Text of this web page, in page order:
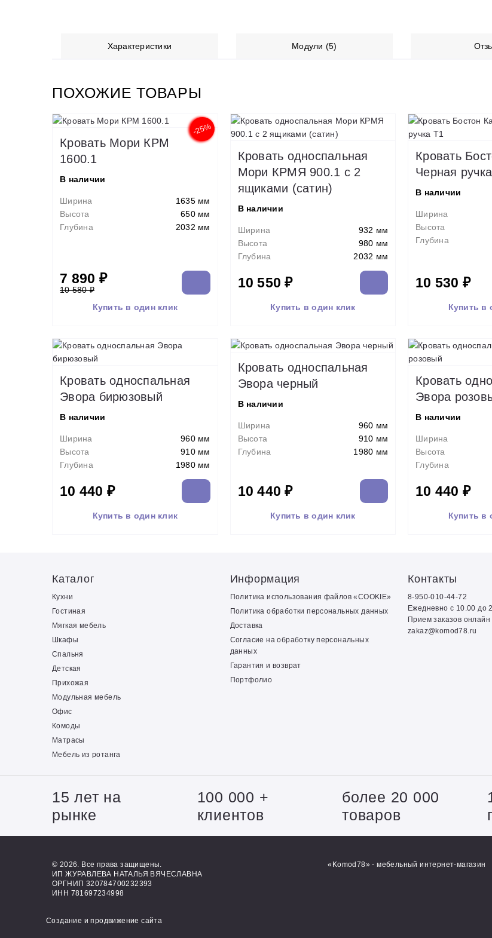
Характеристики Модули (5)
ПОХОЖИЕ ТОВАРЫ
-25%
Кровать Мори КРМ
1600.1
В наличии
Ширина
1635 мм
Высота
650 мм
Глубина
2032 мм
7 890 ₽
10 580 ₽
Купить в один клик
Кровать односпальная
Мори КРМЯ 900.1 с 2
ящиками (сатин)
В наличии
Ширина
932 мм
Высота
980 мм
Глубина
2032 мм
10 550 ₽
Купить в один клик
Кровать
Черная
В наличии
Ширина
Высота
Глубина
10 530 ₽
Купить в
Кровать односпальная
Эвора бирюзовый
В наличии
Ширина
960 мм
Высота
910 мм
Глубина
1980 мм
10 440 ₽
Купить в один клик
Кровать односпальная
Эвора черный
В наличии
Ширина
960 мм
Высота
910 мм
Глубина
1980 мм
10 440 ₽
Купить в один клик
Кровать
Эвора
В наличии
Ширина
Высота
Глубина
10 440 ₽
Купить в
Каталог
Кухни
Гостиная
Мягкая мебель
Шкафы
Спальня
Детская
Прихожая
Модульная мебель
Офис
Комоды
Матрасы
Мебель из ротанга
Информация
Политика использования файлов «COOKIE»
Политика обработки персональных данных
Доставка
Согласие на обработку персональных
данных
Гарантия и возврат
Портфолио
Контакты
8-950-010-44-72
Ежедневно с 10.00 до
Прием заказов онлайн
zakaz@komod78.ru
15 лет на
рынке
100 000 +
клиентов
более 20 000
товаров
© 2026. Все права защищены.
ИП ЖУРАВЛЕВА НАТАЛЬЯ ВЯЧЕСЛАВНА
ОРГНИП 320784700232393
ИНН 781697234998
«Komod78» - мебельный интернет-магазин
Создание и продвижение сайта